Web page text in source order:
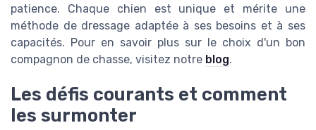
patience. Chaque chien est unique et mérite une
méthode de dressage adaptée à ses besoins et à ses
capacités. Pour en savoir plus sur le choix d'un bon
compagnon de chasse, visitez notre blog.
Les défis courants et comment
les surmonter